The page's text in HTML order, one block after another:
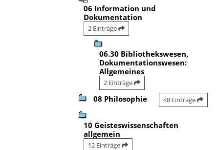
06 Information und
Dokumentation
2 Einträge
06.30 Bibliothekswesen,
Dokumentationswesen:
Allgemeines
2 Einträge
08 Philosophie 48 Einträge
10 Geisteswissenschaften
allgemein
12 Einträge